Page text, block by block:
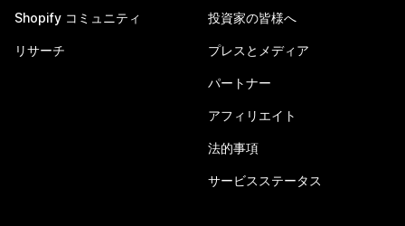
Shopify コミュニティ
リサーチ
投資家の皆様へ
プレスとメディア
パートナー
アフィリエイト
法的事項
サービスステータス